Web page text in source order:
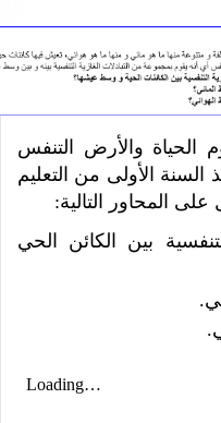
والأرض التنفس
الأولى من التعليم
على المحاور التالية:
بين الكائن الحي